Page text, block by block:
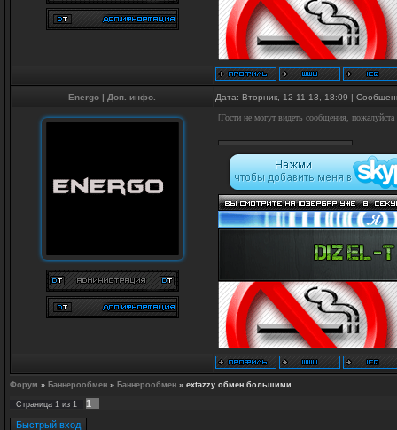
Energo | Доп. инфо. Дата: Вторник, 12-11-13, 18:09 |
[Гости не могут видеть сообщения, пожалуйста
Форум » Баннерообмен » Баннерообмен » extazzy обмен большими
Страница 1 из 1 1